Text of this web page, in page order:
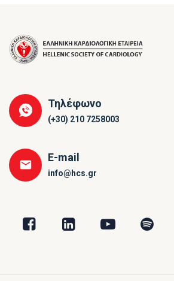
Τηλέφωνο
(+30) 210 7258003
E-mail
info@hcs.gr